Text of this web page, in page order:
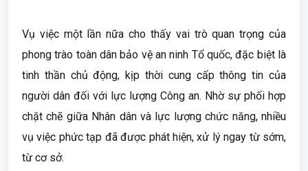
Vụ việc một lần nữa cho thấy vai trò quan trọng của
phong trào toàn dân bảo vệ an ninh Tổ quốc, đặc biệt là
tinh thần chủ động, kịp thời cung cấp thông tin của
người dân đối với lực lượng Công an. Nhờ sự phối hợp
chặt chẽ giữa Nhân dân và lực lượng chức năng, nhiều
vụ việc phức tạp đã được phát hiện, xử lý ngay từ sớm,
từ cơ sở.